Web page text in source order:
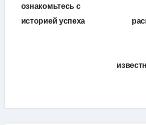
ознакомьтесь с
историей успеха